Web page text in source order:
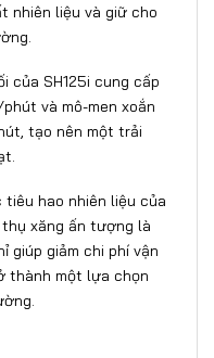
nhiên liệu và giữ cho
của SH125i cung cấp
và mô-men xoắn
tạo nên một trải
tiêu hao nhiên liệu của
xăng ấn tượng là
giúp giảm chi phí vận
thành một lựa chọn